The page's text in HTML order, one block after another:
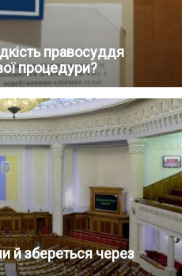
правосуддя
процедури?
й збереться через